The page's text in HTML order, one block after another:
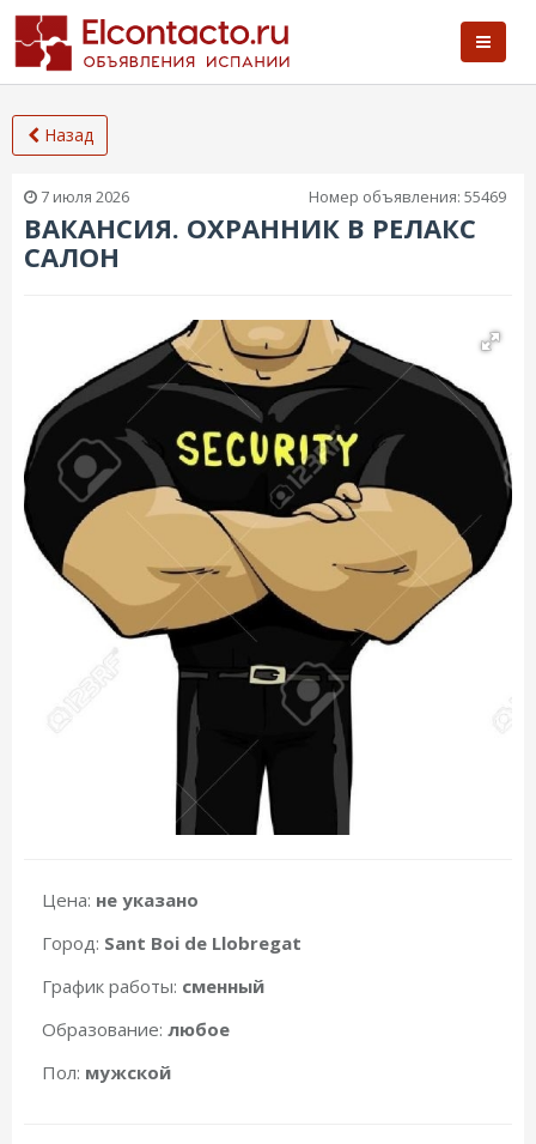
Назад
7 июля 2026 Номер объявления: 55469
ВАКАНСИЯ. ОХРАННИК В РЕЛАКС
САЛОН
Цена: не указано
Город: Sant Boi de Llobregat
График работы: сменный
Образование: любое
Пол: мужской